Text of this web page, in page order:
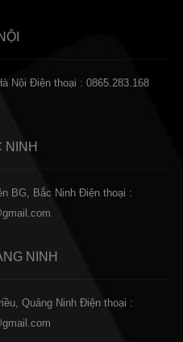
Nội Điện thoại : 0865.283.168
NINH
BG, Bắc Ninh Điện thoại :
NINH
Quảng Ninh Điện thoại :